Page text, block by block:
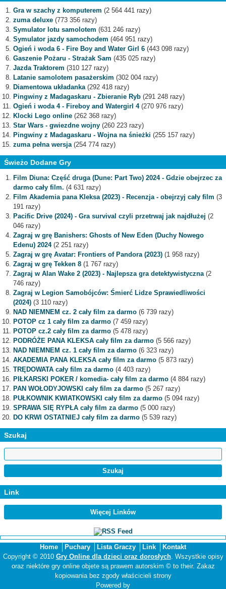
Gra w szachy z komputerem (2 564 441 razy)
zuma deluxe (773 356 razy)
Symulator lotu samolotem (631 246 razy)
Symulator jazdy samochodem (464 951 razy)
Ogień i woda 6 - Fire Boy and Water Girl 6 (443 098 razy)
Gaszenie Pożaru - Strażak Sam (435 025 razy)
Jazda Traktorem (310 127 razy)
Latanie samolotem pasażerskim (302 004 razy)
Diamentowa układanka(292 418 razy)
Pingwiny z Madagaskaru - Zbieranie Ryb (291 248 razy)
Ogień i woda 4 - Fireboy and Watergirl 4(270 976 razy)
Klocki Lego online (262 368 razy)
Star Wars - gwiezdne wojny (260 223 razy)
Pingwiny z Madagaskaru - Wojna na śnieżki (255 157 razy)
zuma pełna wersja(254 774 razy)
Świeżo Dodane Gry
Film Diuna: Część druga (Dune: Part Two) 2024 - Gdzie obejrzec za
darmo cały film. (4 631 razy)
Film Akademia pana Kleksa (2023) - Recenzja - obejrzyj cały film (3
191 razy)
Pacific Drive (2024) - Gra survival czyli przetrwaj jak najdłużej (2
046 razy)
Zagraj w grę Banishers: Ghosts of New Eden (Duchy Nowego
Edenu) 2024(2 251 razy)
Zagraj w grę Avatar: Frontiers of Pandora (2023) (1 958 razy)
Zagraj w grę Tekken 8 (1 767 razy)
Zagraj w Alan Wake 2 (2023) - Najlepsza gra detektywistyczna(2
746 razy)
Zagraj w Legion Samobójców: Śmierć Lidze Sprawiedliwości
(2024) (3 110 razy)
NAD NIEMNEM cz. 2 cały film za darmo (6 739 razy)
POTOP cz 1 cały film za darmo (7 459 razy)
POTOP cz.2 cały film za darmo (5 478 razy)
PODRÓŻE PANA KLEKSA cały film za darmo (5 566 razy)
NAD NIEMNEM cz. 1 cały film za darmo (6 323 razy)
AKADEMIA PANA KLEKSA cały film za darmo (5 873 razy)
TRĘDOWATA cały film za darmo (4 403 razy)
PIŁKARSKI POKER / komedia- cały film za darmo (4 884 razy)
PAN WOŁODYJOWSKI cały film za darmo (5 267 razy)
PUŁKOWNIK KWIATKOWSKI cały film za darmo (5 094 razy)
SPRAWA SIĘ RYPŁA cały film za darmo (5 000 razy)
DO KRWI OSTATNIEJ cały film za darmo (5 539 razy)
Szukaj
Link
Więcej Linków
Home Puchary Lista Graczy Link
Kontakt
Copyright © 2010 Gry Online dla dzieci oraz dorosłych. Wszystkie opisy
oraz niektóre gry online objete są prawem autorskim © to their. Zakaz
kopiowania bez zgody właścicieli strony
Powered by